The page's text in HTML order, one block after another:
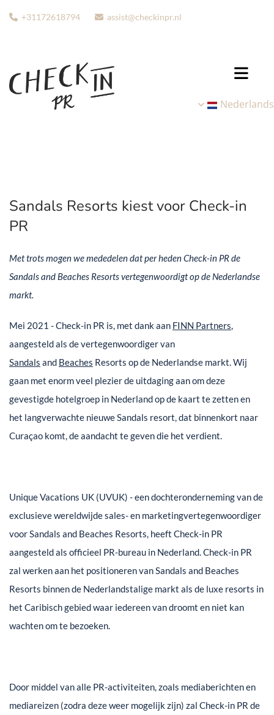
 +31172618794  assist@checkinpr.nl
Nederlands
Sandals Resorts kiest voor Check-in
PR
Met trots mogen we mededelen dat per heden Check-in PR de
Sandals and Beaches Resorts vertegenwoordigt op de Nederlandse
markt.
Mei 2021 - Check-in PR is, met dank aan FINN Partners,
aangesteld als de vertegenwoordiger van
Sandals and Beaches Resorts op de Nederlandse markt. Wij
gaan met enorm veel plezier de uitdaging aan om deze
gevestigde hotelgroep in Nederland op de kaart te zetten en
het langverwachte nieuwe Sandals resort, dat binnenkort naar
Curaçao komt, de aandacht te geven die het verdient.
Unique Vacations UK (UVUK) - een dochteronderneming van de
exclusieve wereldwijde sales- en marketingvertegenwoordiger
voor Sandals and Beaches Resorts, heeft Check-in PR
aangesteld als officieel PR-bureau in Nederland. Check-in PR
zal werken aan het positioneren van Sandals and Beaches
Resorts binnen de Nederlandstalige markt als de luxe resorts in
het Caribisch gebied waar iedereen van droomt en niet kan
wachten om te bezoeken.
Door middel van alle PR-activiteiten, zoals mediaberichten en
mediareizen (zodra deze weer mogelijk zijn) zal Check-in PR de